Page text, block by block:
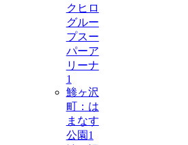
クヒロ
グルー
プスー
パーア
リーナ
1
鯵ヶ沢
町：は
まなす
公園 1